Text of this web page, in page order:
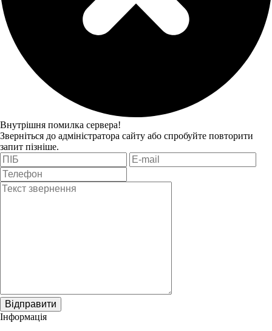
Внутрішня помилка сервера!
Зверніться до адміністратора сайту або спробуйте повторити
запит пізніше.
Відправити
Інформація